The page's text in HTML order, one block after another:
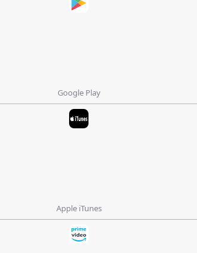
Google Play
Apple iTunes